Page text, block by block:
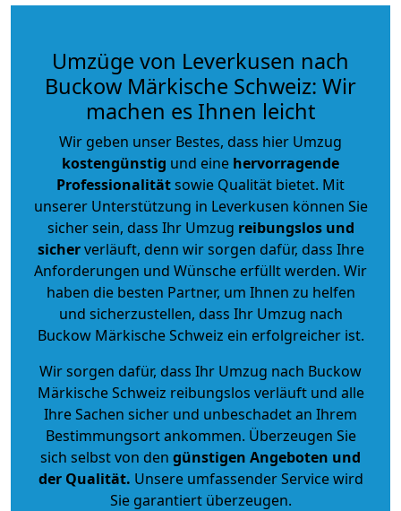
Umzüge von Leverkusen nach
Buckow Märkische Schweiz: Wir
machen es Ihnen leicht
Wir geben unser Bestes, dass hier Umzug
kostengünstig und eine hervorragende
Professionalitätsowie Qualität bietet. Mit
unserer Unterstützung in Leverkusen können Sie
sicher sein, dass Ihr Umzug reibungslos und
sicherverläuft, denn wir sorgen dafür, dass Ihre
Anforderungen und Wünsche erfüllt werden. Wir
haben die besten Partner, um Ihnen zu helfen
und sicherzustellen, dass Ihr Umzug nach
Buckow Märkische Schweiz ein erfolgreicher ist.
Wir sorgen dafür, dass Ihr Umzug nach Buckow
Märkische Schweiz reibungslos verläuft und alle
Ihre Sachen sicher und unbeschadet an Ihrem
Bestimmungsort ankommen. Überzeugen Sie
sich selbst von den günstigen Angeboten und
der Qualität. Unsere umfassender Service wird
Sie garantiert überzeugen.